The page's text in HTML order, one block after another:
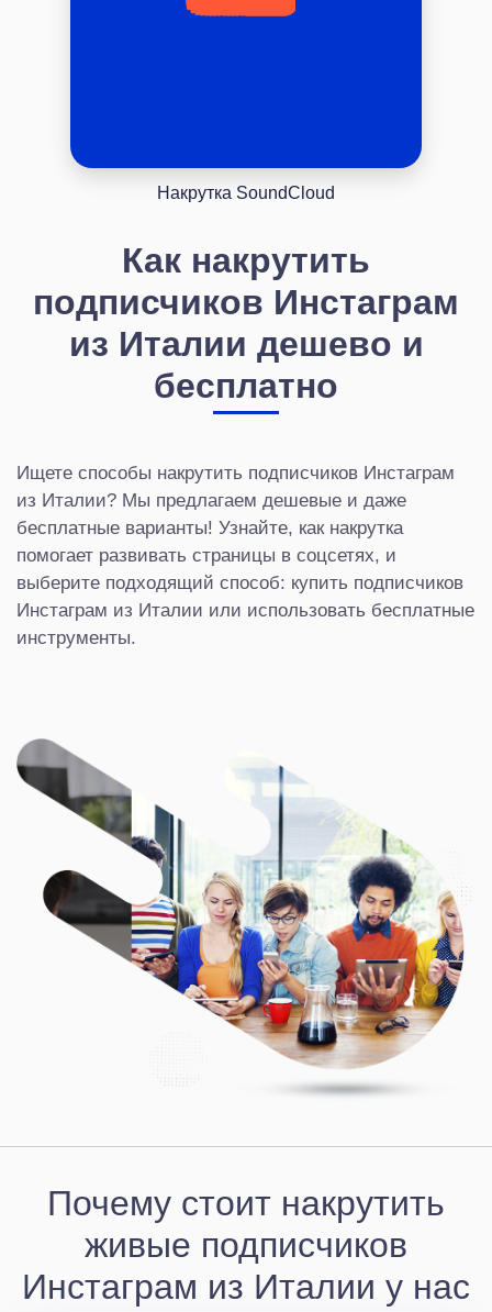
Накрутка SoundCloud
Как накрутить
подписчиков Инстаграм
из Италии дешево и
бесплатно
Ищете способы накрутить подписчиков Инстаграм
из Италии? Мы предлагаем дешевые и даже
бесплатные варианты! Узнайте, как накрутка
помогает развивать страницы в соцсетях, и
выберите подходящий способ: купить подписчиков
Инстаграм из Италии или использовать бесплатные
инструменты.
Почему стоит накрутить
живые подписчиков
Инстаграм из Италии у нас